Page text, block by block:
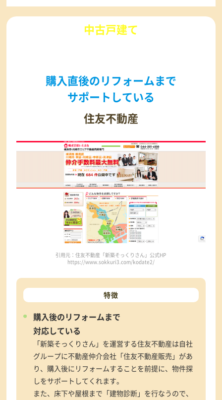
中古戸建て
購入直後のリフォームまで
サポートしている
住友不動産
引用元：住友不動産「新築そっくりさん」公式HP
https://www.sokkuri3.com/kodate2/
特徴
購入後のリフォームまで
対応している
「新築そっくりさん」を運営する住友不動産は自社
グループに不動産仲介会社「住友不動産販売」があ
り、購入後にリフォームすることを前提に、物件探
しをサポートしてくれます。
また、床下や屋根まで「建物診断」を行なうので、